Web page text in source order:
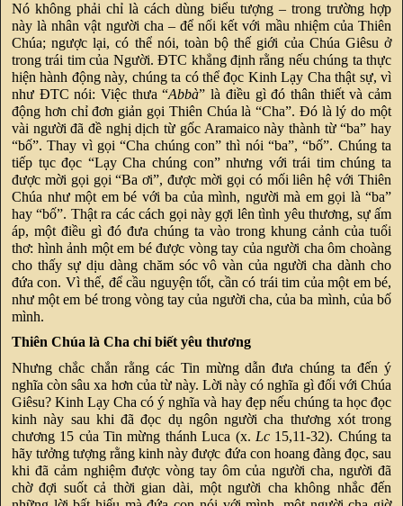
Nó không phải chỉ là cách dùng biểu tượng – trong trường hợp
này là nhân vật người cha – để nối kết với mầu nhiệm của Thiên
Chúa; ngược lại, có thể nói, toàn bộ thế giới của Chúa Giêsu ở
trong trái tim của Người. ĐTC khẳng định rằng nếu chúng ta thực
hiện hành động này, chúng ta có thể đọc Kinh Lạy Cha thật sự, vì
như ĐTC nói: Việc thưa “Abbà” là điều gì đó thân thiết và cảm
động hơn chỉ đơn giản gọi Thiên Chúa là “Cha”. Đó là lý do một
vài người đã đề nghị dịch từ gốc Aramaico này thành từ “ba” hay
“bố”. Thay vì gọi “Cha chúng con” thì nói “ba”, “bố”. Chúng ta
tiếp tục đọc “Lạy Cha chúng con” nhưng với trái tim chúng ta
được mời gọi gọi “Ba ơi”, được mời gọi có mối liên hệ với Thiên
Chúa như một em bé với ba của mình, người mà em gọi là “ba”
hay “bố”. Thật ra các cách gọi này gợi lên tình yêu thương, sự ấm
áp, một điều gì đó đưa chúng ta vào trong khung cảnh của tuổi
thơ: hình ảnh một em bé được vòng tay của người cha ôm choàng
cho thấy sự dịu dàng chăm sóc vô vàn của người cha dành cho
đứa con. Vì thế, để cầu nguyện tốt, cần có trái tim của một em bé,
như một em bé trong vòng tay của người cha, của ba mình, của bố
mình.
Thiên Chúa là Cha chỉ biết yêu thương
Nhưng chắc chắn rằng các Tin mừng dẫn đưa chúng ta đến ý
nghĩa còn sâu xa hơn của từ này. Lời này có nghĩa gì đối với Chúa
Giêsu? Kinh Lạy Cha có ý nghĩa và hay đẹp nếu chúng ta học đọc
kinh này sau khi đã đọc dụ ngôn người cha thương xót trong
chương 15 của Tin mừng thánh Luca (x. Lc15,11-32). Chúng ta
hãy tưởng tượng rằng kinh này được đứa con hoang đàng đọc, sau
khi đã cảm nghiệm được vòng tay ôm của người cha, người đã
chờ đợi suốt cả thời gian dài, một người cha không nhắc đến